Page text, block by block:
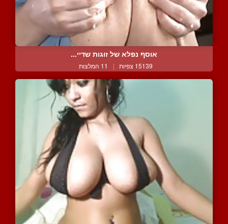
אוסף נפלא של זוגות שדיי...
15139 צפיות | 11 המלצות